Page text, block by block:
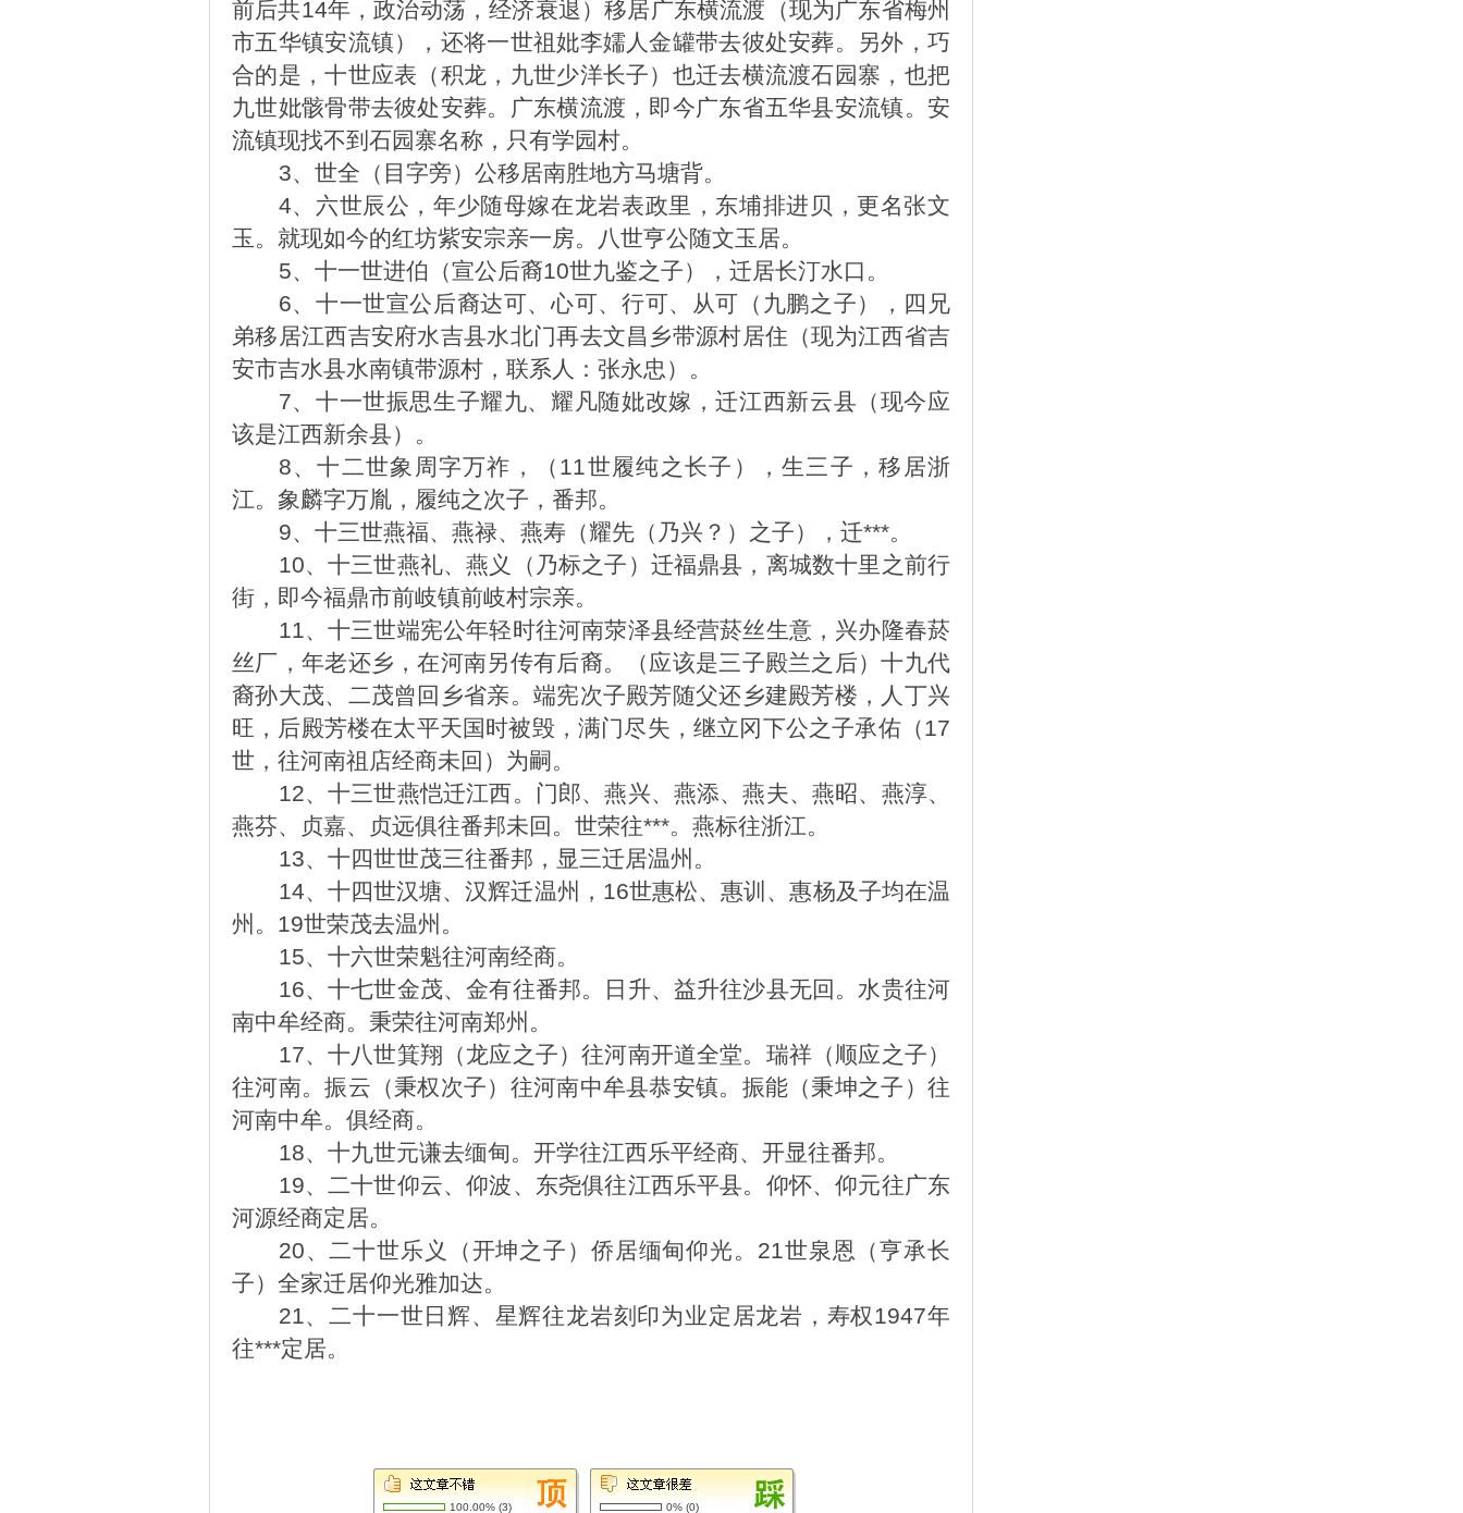
前后共14年，政治动荡，经济衰退）移居广东横流渡（现为广东省梅州
市五华镇安流镇），还将一世祖妣李嬬人金罐带去彼处安葬。另外，巧
合的是，十世应表（积龙，九世少洋长子）也迁去横流渡石园寨，也把
九世妣骸骨带去彼处安葬。广东横流渡，即今广东省五华县安流镇。安
流镇现找不到石园寨名称，只有学园村。
3、世全（目字旁）公移居南胜地方马塘背。
4、六世辰公，年少随母嫁在龙岩表政里，东埔排进贝，更名张文
玉。就现如今的红坊紫安宗亲一房。八世亨公随文玉居。
5、十一世进伯（宣公后裔10世九鉴之子），迁居长汀水口。
6、十一世宣公后裔达可、心可、行可、从可（九鹏之子），四兄
弟移居江西吉安府水吉县水北门再去文昌乡带源村居住（现为江西省吉
安市吉水县水南镇带源村，联系人：张永忠）。
7、十一世振思生子耀九、耀凡随妣改嫁，迁江西新云县（现今应
该是江西新余县）。
8、十二世象周字万祚，（11世履纯之长子），生三子，移居浙
江。象麟字万胤，履纯之次子，番邦。
9、十三世燕福、燕禄、燕寿（耀先（乃兴？）之子），迁***。
10、十三世燕礼、燕义（乃标之子）迁福鼎县，离城数十里之前行
街，即今福鼎市前岐镇前岐村宗亲。
11、十三世端宪公年轻时往河南荥泽县经营菸丝生意，兴办隆春菸
丝厂，年老还乡，在河南另传有后裔。（应该是三子殿兰之后）十九代
裔孙大茂、二茂曾回乡省亲。端宪次子殿芳随父还乡建殿芳楼，人丁兴
旺，后殿芳楼在太平天国时被毁，满门尽失，继立冈下公之子承佑（17
世，往河南祖店经商未回）为嗣。
12、十三世燕恺迁江西。门郎、燕兴、燕添、燕夫、燕昭、燕淳、
燕芬、贞嘉、贞远俱往番邦未回。世荣往***。燕标往浙江。
13、十四世世茂三往番邦，显三迁居温州。
14、十四世汉塘、汉辉迁温州，16世惠松、惠训、惠杨及子均在温
州。19世荣茂去温州。
15、十六世荣魁往河南经商。
16、十七世金茂、金有往番邦。日升、益升往沙县无回。水贵往河
南中牟经商。秉荣往河南郑州。
17、十八世箕翔（龙应之子）往河南开道全堂。瑞祥（顺应之子）
往河南。振云（秉权次子）往河南中牟县恭安镇。振能（秉坤之子）往
河南中牟。俱经商。
18、十九世元谦去缅甸。开学往江西乐平经商、开显往番邦。
19、二十世仰云、仰波、东尧俱往江西乐平县。仰怀、仰元往广东
河源经商定居。
20、二十世乐义（开坤之子）侨居缅甸仰光。21世泉恩（亨承长
子）全家迁居仰光雅加达。
21、二十一世日辉、星辉往龙岩刻印为业定居龙岩，寿权1947年
往***定居。
100.00% (3) 0% (0)